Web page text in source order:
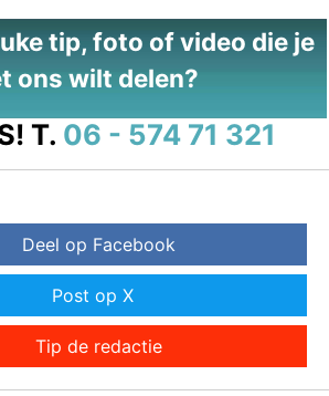
tip, foto of video die je
ons wilt delen?
T. 06 - 574 71 321
Deel op Facebook
Post op X
Tip de redactie